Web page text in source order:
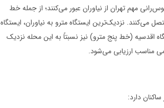
مهم تهران از نیاوران عبور می‌کنند؛ از جمله خط
نزدیک‌ترین ایستگاه مترو به نیاوران، ایستگاه
اقدسیه (خط پنج مترو) نیز نسبتاً به این محله نزدیک
مناسب ارزیابی می‌شود.
دارد: